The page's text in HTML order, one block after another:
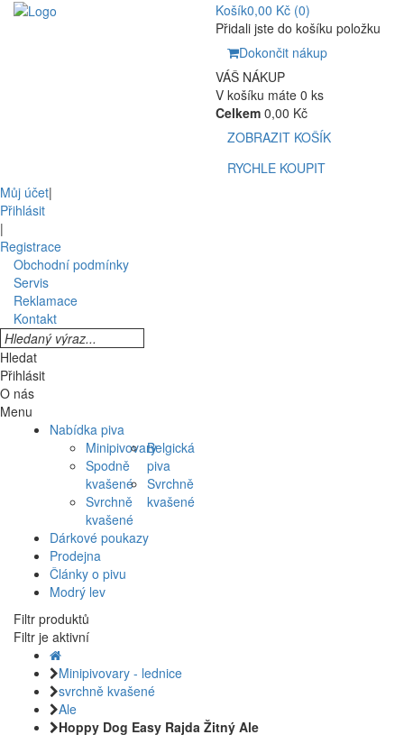
Košík0,00 Kč (0)
Přidali jste do košíku položku
Dokončit nákup
VÁŠ NÁKUP
V košíku máte 0 ks
Celkem 0,00 Kč
ZOBRAZIT KOŠÍK
RYCHLE KOUPIT
Můj účet|
Přihlásit
|
Registrace
Obchodní podmínky
Servis
Reklamace
Kontakt
Hledat
Přihlásit
O nás
Menu
Nabídka piva
Minipivovary
Spodně
kvašené
Svrchně
kvašené
Belgická
piva
Svrchně
kvašené
Dárkové poukazy
Prodejna
Články o pivu
Modrý lev
Filtr produktů
Filtr je aktivní
Minipivovary - lednice
svrchně kvašené
Ale
Hoppy Dog Easy Rajda Žitný Ale